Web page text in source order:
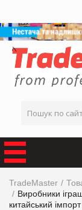
TradeMaster
Виробники
китайський імпорт